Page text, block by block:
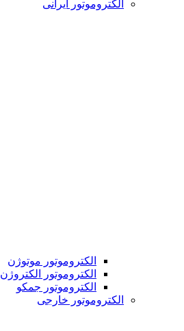
الکتروموتور ایرانی
الکتروموتور موتوژن
الکتروموتور الکتروژن
الکتروموتور جمکو
الکتروموتور خارجی